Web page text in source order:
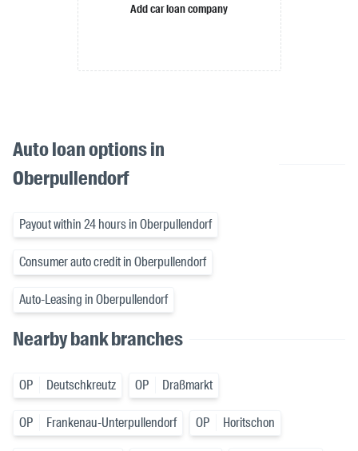
Add car loan company
Auto loan options in
Oberpullendorf
Payout within 24 hours in Oberpullendorf
Consumer auto credit in Oberpullendorf
Auto-Leasing in Oberpullendorf
Nearby bank branches
OP Deutschkreutz OP Draßmarkt
OP Frankenau-Unterpullendorf OP Horitschon